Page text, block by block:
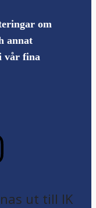
om
annat
vår fina
ut till IK